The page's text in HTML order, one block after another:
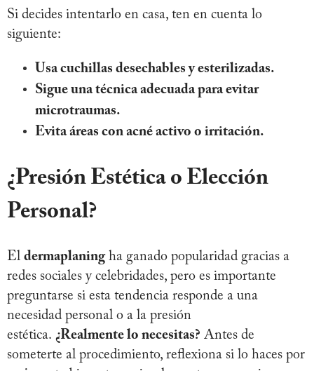
Si decides intentarlo en casa, ten en cuenta lo
siguiente:
Usa cuchillas desechables y esterilizadas.
Sigue una técnica adecuada para evitar
microtraumas.
Evita áreas con acné activo o irritación.
¿Presión Estética o Elección
Personal?
El dermaplaningha ganado popularidad gracias a
redes sociales y celebridades, pero es importante
preguntarse si esta tendencia responde a una
necesidad personal o a la presión
estética. ¿Realmente lo necesitas? Antes de
someterte al procedimiento, reflexiona si lo haces por